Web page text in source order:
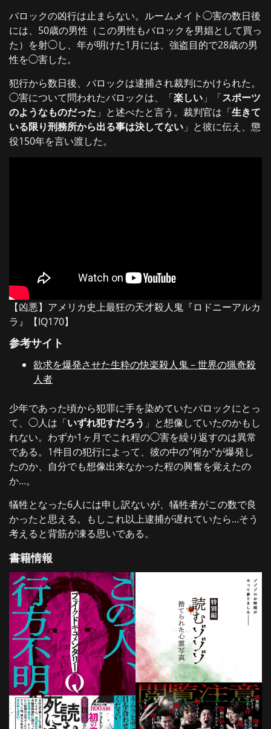
バロックの凶行は止まらない。ルームメイト◯害の数日後
には、50歳の男性（この男性もバロックを男娼として買っ
た）を射◯し、年が明けた1月には、強盗目的で28歳の男
性を◯害した。
犯行から数日後、バロックは逮捕され裁判にかけられた。
◯害について問われたバロックは、「楽しい 」「スポーツ
のようなものだった 」と述べたと言う。裁判官は「生きて
いる限り刑務所から出る事は決してない 」と彼に伝え、懲
役150年を言い渡した。
【凶悪】アメリカ史上最狂の天才殺人鬼『ロドニーアルカ
ラ』【IQ170】
参考サイト
欲求を爆発させた生粋の快楽殺人鬼 – 世界の猟奇殺
人者
少年であった頃から犯罪に手を染めていたバロックにとっ
て、◯人は「いずれ犯すだろう 」と想像していたのかもし
れない。わずか1ヶ月でこれ程の◯害を繰り返すのは異常
である。1件目の犯行によって、彼の中の”何か”が爆発し
たのか、自分でも想像出来なかった程の興奮を覚えたの
か…。
犠牲となった6人には申し訳ないが、犠牲者がこの数で良
かったと思える。もしこれ以上逮捕が遅れていたら…そう
考えると背筋が凍る思いである。
書籍情報